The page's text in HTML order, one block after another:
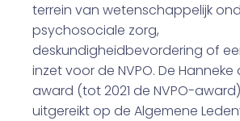
terrein van wetenschappelijk
psychosociale zorg,
deskundigheidbevordering of
inzet voor de NVPO. De Hanneke
award (tot 2021 de NVPO-
uitgereikt op de Algemene